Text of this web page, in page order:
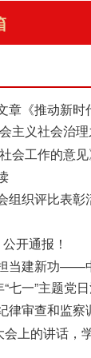
章《推动新时
主义社会治理
会工作的意见
组织评比表彰
开通报！
当建新功——
七一”主题党
律审查和监察
上的讲话，